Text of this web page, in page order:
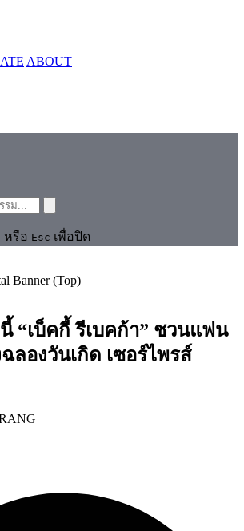
ABOUT
หรือ Esc เพื่อปิด
Banner (Top)
“เบ็คกี้ รีเบคก้า” ชวนแฟน
ลองวันเกิด เซอร์ไพรส์